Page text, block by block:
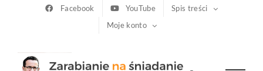
Facebook YouTube
Spis treści
Moje konto